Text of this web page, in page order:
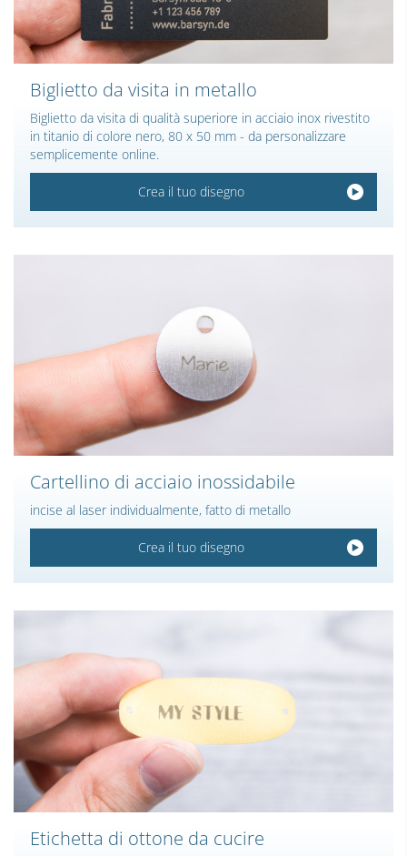
Biglietto da visita in metallo
Biglietto da visita di qualità superiore in acciaio inox rivestito
in titanio di colore nero, 80 x 50 mm - da personalizzare
semplicemente online.
Crea il tuo disegno
Cartellino di acciaio inossidabile
incise al laser individualmente, fatto di metallo
Crea il tuo disegno
Etichetta di ottone da cucire